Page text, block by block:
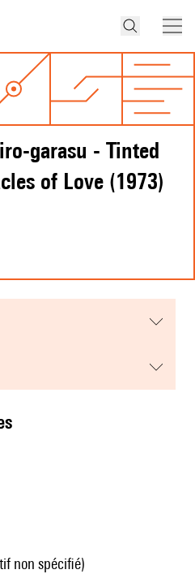
garasu - Tinted
of Love (1973)
non spécifié)